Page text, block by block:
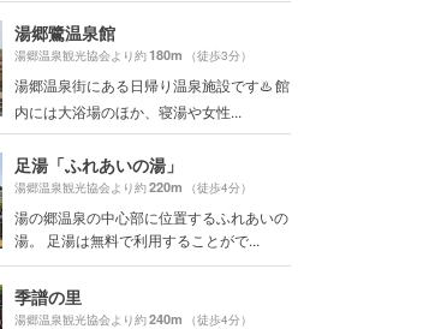
湯郷鷺温泉館
湯郷温泉観光協会より約180m （徒歩3分）
湯郷温泉街にある日帰り温泉施設です♨️ 館
内には大浴場のほか、寝湯や女性...
足湯「ふれあいの湯」
湯郷温泉観光協会より約220m （徒歩4分）
湯の郷温泉の中心部に位置するふれあいの
湯。 足湯は無料で利用することがで...
季譜の里
湯郷温泉観光協会より約240m （徒歩4分）